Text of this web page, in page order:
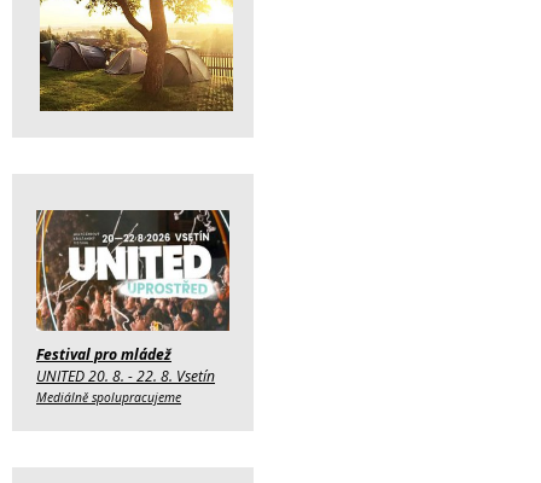
Festival pro mládež
UNITED 20. 8. - 22. 8. Vsetín
Mediálně spolupracujeme